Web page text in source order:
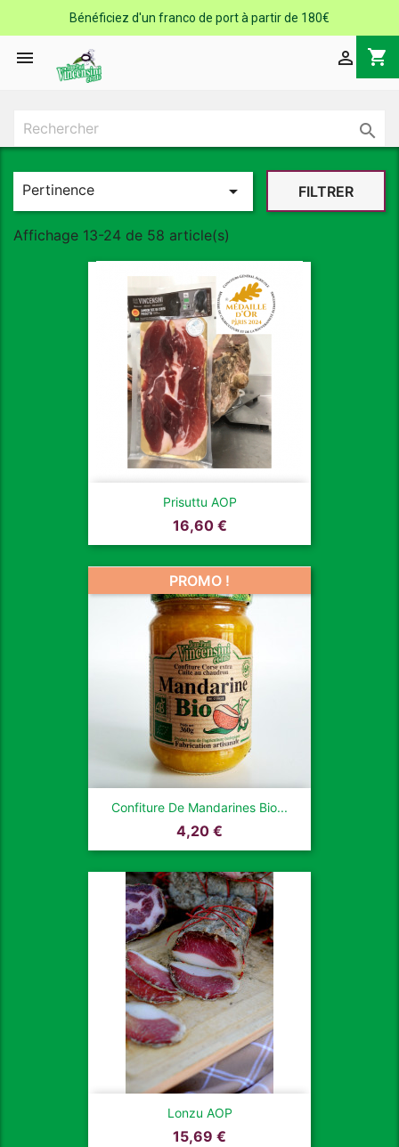
Bénéficiez d'un franco de port à partir de 180€
 shopping_cart


Pertinence  FILTRER
Affichage 13-24 de 58 article(s)
Prisuttu AOP
Prix
16,60 €
Confiture De Mandarines Bio...
Prix
4,20 €
PROMO !
Lonzu AOP
Prix
15,69 €